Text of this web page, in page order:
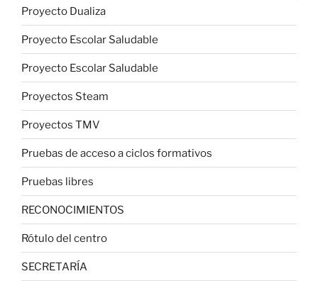
Proyecto Dualiza
Proyecto Escolar Saludable
Proyecto Escolar Saludable
Proyectos Steam
Proyectos TMV
Pruebas de acceso a ciclos formativos
Pruebas libres
RECONOCIMIENTOS
Rótulo del centro
SECRETARÍA